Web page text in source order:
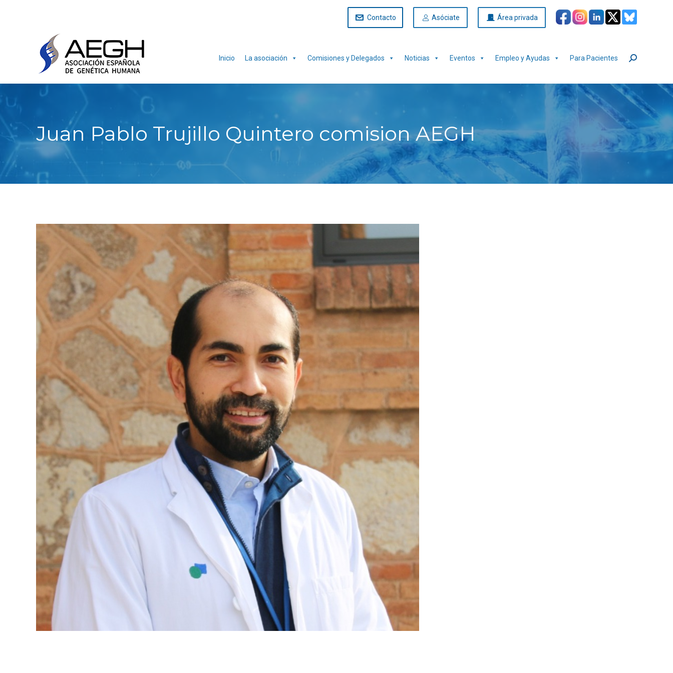
Contacto Asóciate Área privada
Inicio La asociación Comisiones y Delegados Noticias Eventos Empleo y Ayudas Para Pacientes Buscar:
Juan Pablo Trujillo Quintero comision AEGH